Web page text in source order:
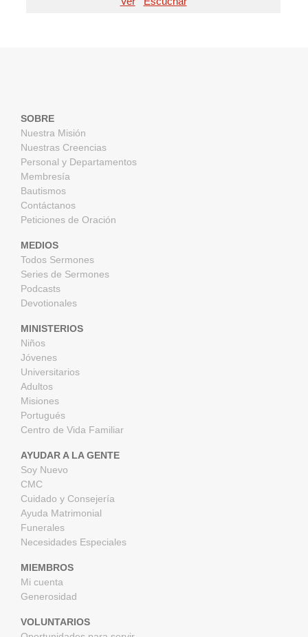
SOBRE
Nuestra Misión
Nuestras Creencias
Personal y Departamentos
Membresía
Bautismos
Contáctanos
Peticiones de Oración
MEDIOS
Todos Sermones
Series de Sermones
Podcasts
Devotionales
MINISTERIOS
Niños
Jóvenes
Universitarios
Adultos
Misiones
Portugués
Centro de Vida Familiar
AYUDAR A LA GENTE
Soy Nuevo
CMC
Cuidado y Consejería
Ayuda Matrimonial
Funerales
Necesidades Especiales
MIEMBROS
Mi cuenta
Generosidad
VOLUNTARIOS